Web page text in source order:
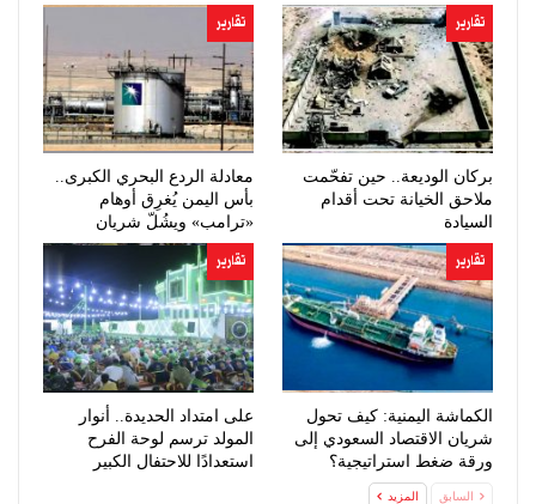
تقارير
بركان الوديعة.. حين تفحّمت
ملاحق الخيانة تحت أقدام
السيادة
تقارير
معادلة الردع البحري الكبرى..
بأس اليمن يُغرِق أوهام
«ترامب» ويشُلّ شريان
النفط…
تقارير
الكماشة اليمنية: كيف تحول
شريان الاقتصاد السعودي إلى
ورقة ضغط استراتيجية؟
تقارير
على امتداد الحديدة.. أنوار
المولد ترسم لوحة الفرح
استعدادًا للاحتفال الكبير
السابق المزيد